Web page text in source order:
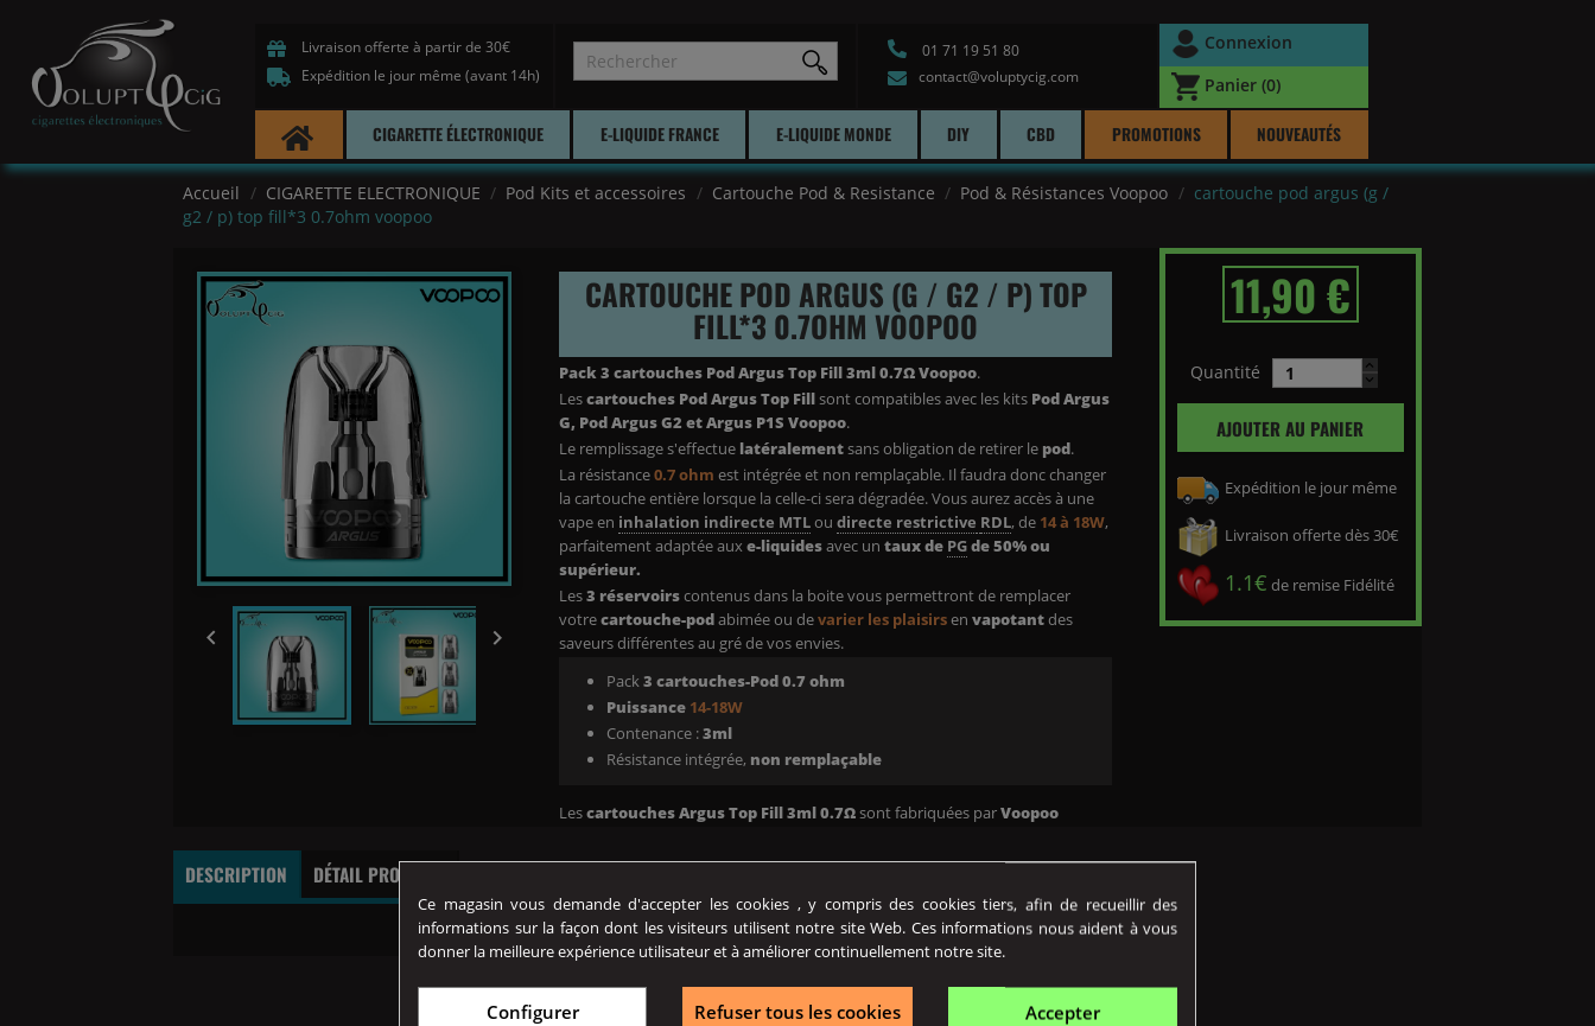
Livraison offerte à partir de 30€
Expédition le jour même (avant 14h)
01 71 19 51 80
contact@voluptycig.com
Connexion
Panier (0)
CIGARETTE ÉLECTRONIQUE E-LIQUIDE FRANCE E-LIQUIDE MONDE DIY CBD PROMOTIONS NOUVEAUTÉS
Accueil CIGARETTE ELECTRONIQUE Pod Kits et accessoires Cartouche Pod & Resistance Pod & Résistances Voopoo
cartouche pod argus (g /
g2 / p) top fill*3 0.7ohm voopoo
 
CARTOUCHE POD ARGUS (G / G2 / P) TOP
FILL*3 0.7OHM VOOPOO
Pack 3 cartouches Pod Argus Top Fill 3ml 0.7ΩVoopoo.
Lescartouches Pod Argus Top Fillsont compatibles avec les kits Pod Argus
G, Pod Argus G2 et Argus P1S Voopoo.
Le remplissage s'effectue latéralementsans obligation de retirer le pod.
La résistance0.7 ohm est intégrée et non remplaçable. Il faudra donc changer
la cartouche entière lorsque la celle-ci sera dégradée. Vous aurez accès à une
vape en inhalation indirecte MTLou directe restrictive RDL, de 14 à 18W,
parfaitement adaptée auxe-liquidesavec un taux de PGde 50% ou
supérieur.
Les3 réservoirscontenus dans la boitevous permettront de remplacer
votrecartouche-podabimée ou devarier les plaisirsenvapotantdes
saveurs différentes au gré de vos envies.
Pack3 cartouches-Pod 0.7ohm
Puissance 14-18W
Contenance :3ml
Résistance intégrée, non remplaçable
Lescartouches Argus Top Fill 3ml 0.7Ωsont fabriquées parVoopoo
11,90 €
Quantité
AJOUTER AU PANIER
Expédition le jour même
Livraison offerte dès 30€
1.1€ de remise Fidélité
DESCRIPTION DÉTAIL PRODUITS
Ce magasin vous demande d'accepter les cookies , y compris des cookies tiers, afin de recueillir des
informations sur la façon dont les visiteurs utilisent notre site Web. Ces informations nous aident à vous
donner la meilleure expérience utilisateur et à améliorer continuellement notre site.
Accepter
Refuser tous les cookies
Configurer